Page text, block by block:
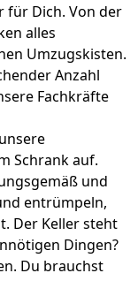
für Dich. Von der
alles
Umzugskisten.
Anzahl
Fachkräfte
Schrank auf.
und
entrümpeln,
Der Keller steht
Dingen?
Du brauchst